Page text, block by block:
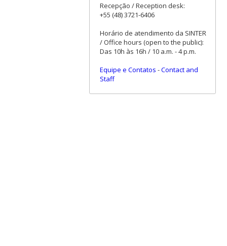
Recepção / Reception desk:
+55 (48) 3721-6406
Horário de atendimento da SINTER
/ Office hours (open to the public):
Das 10h às 16h / 10 a.m. - 4 p.m.
Equipe e Contatos -Contact and
Staff